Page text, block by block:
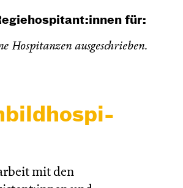
für:
Hospitanzen ausgeschrieben.
mit den